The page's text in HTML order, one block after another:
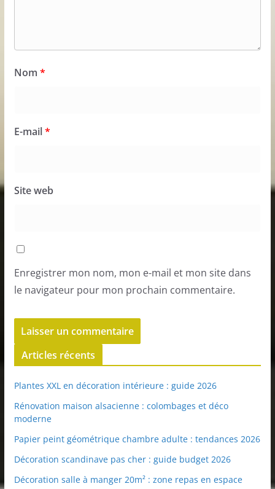
Nom *
E-mail*
Site web
Enregistrer mon nom, mon e-mail et mon site dans
le navigateur pour mon prochain commentaire.
Articles récents
Plantes XXL en décoration intérieure : guide 2026
Rénovation maison alsacienne : colombages et déco
moderne
Papier peint géométrique chambre adulte : tendances 2026
Décoration scandinave pas cher : guide budget 2026
Décoration salle à manger 20m² : zone repas en espace